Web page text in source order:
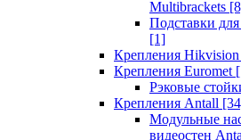
Multibrackets
Подставки
[1]
Крепления Hikvision
Крепления Euromet
Рэковые
Крепления Antall
Модульные
видеостен